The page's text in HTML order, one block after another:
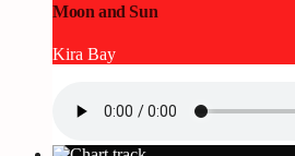
Moon and Sun
Kira Bay